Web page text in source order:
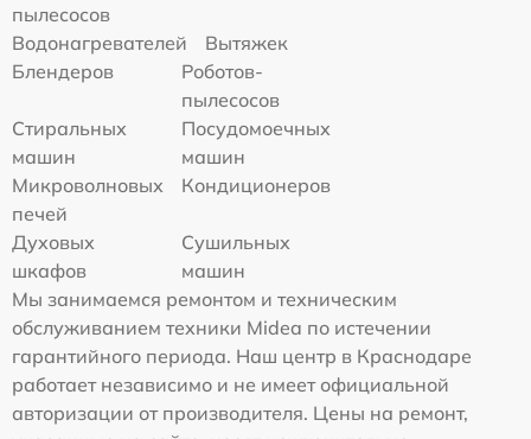
пылесосов
Водонагревателей
Вытяжек
Блендеров
Роботов-
пылесосов
Стиральных
машин
Посудомоечных
машин
Микроволновых
печей
Кондиционеров
Духовых
шкафов
Сушильных
машин
Мы занимаемся ремонтом и техническим
обслуживанием техники Midea по истечении
гарантийного периода. Наш центр в Краснодаре
работает независимо и не имеет официальной
авторизации от производителя. Цены на ремонт,